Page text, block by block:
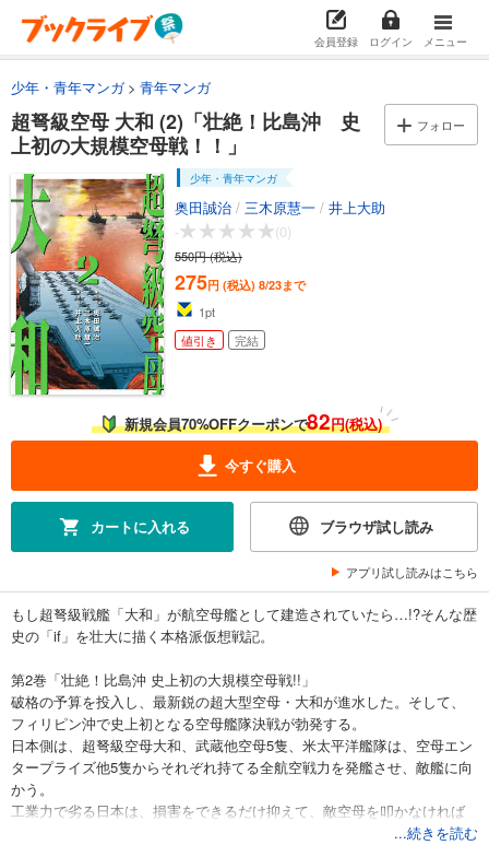
会員登録 ログイン メニュー
少年・青年マンガ 青年マンガ
超弩級空母 大和 (2)「壮絶！比島沖 史
上初の大規模空母戦！！」
フォロー
少年・青年マンガ
奥田誠治 / 三木原慧一 / 井上大助
-
(0)
550円 (税込)
275円 (税込) 8/23まで
1pt
値引き
完結
新規会員70%OFFクーポンで82円(税込)
今すぐ購入
カートに入れる ブラウザ試し読み
アプリ試し読みはこちら
もし超弩級戦艦「大和」が航空母艦として建造されていたら…!?そんな歴
史の「if」を壮大に描く本格派仮想戦記。
第2巻「壮絶！比島沖 史上初の大規模空母戦!!」
破格の予算を投入し、最新鋭の超大型空母・大和が進水した。そして、
フィリピン沖で史上初となる空母艦隊決戦が勃発する。
日本側は、超弩級空母大和、武蔵他空母5隻、米太平洋艦隊は、空母エン
タープライズ他5隻からそれぞれ持てる全航空戦力を発艦させ、敵艦に向
かう。
工業力で劣る日本は、損害をできるだけ抑えて、敵空母を叩かなければ
...続きを読む